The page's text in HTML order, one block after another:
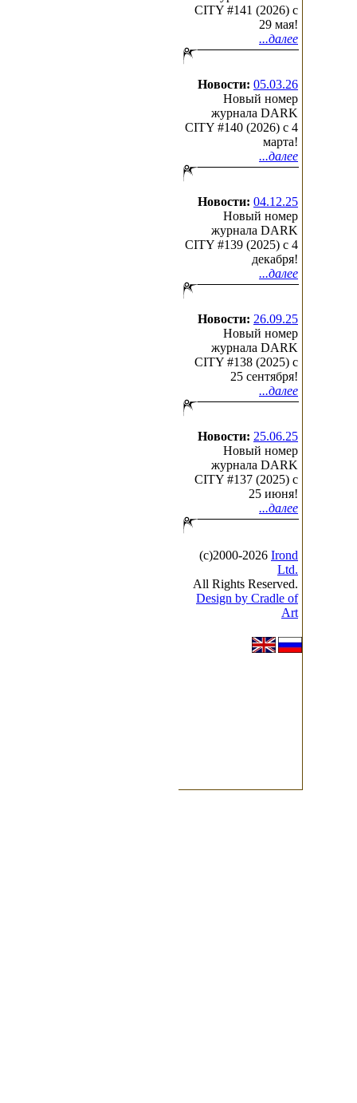
CITY #141 (2026) c
29 мая!
...далее
Новости: 05.03.26
Новый номер
журнала DARK
CITY #140 (2026) c 4
марта!
...далее
Новости: 04.12.25
Новый номер
журнала DARK
CITY #139 (2025) c 4
декабря!
...далее
Новости: 26.09.25
Новый номер
журнала DARK
CITY #138 (2025) c
25 сентября!
...далее
Новости: 25.06.25
Новый номер
журнала DARK
CITY #137 (2025) c
25 июня!
...далее
(с)2000-2026 Irond
Ltd.
All Rights Reserved.
Design by Cradle of
Art